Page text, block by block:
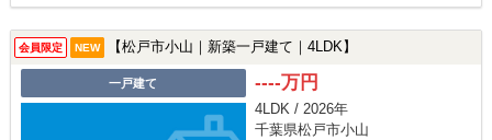
会員限定 NEW 【松戸市小山｜新築一戸建て｜4LDK】
一戸建て ----万円
4LDK / 2026年
千葉県松戸市小山